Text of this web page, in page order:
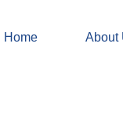
Home About